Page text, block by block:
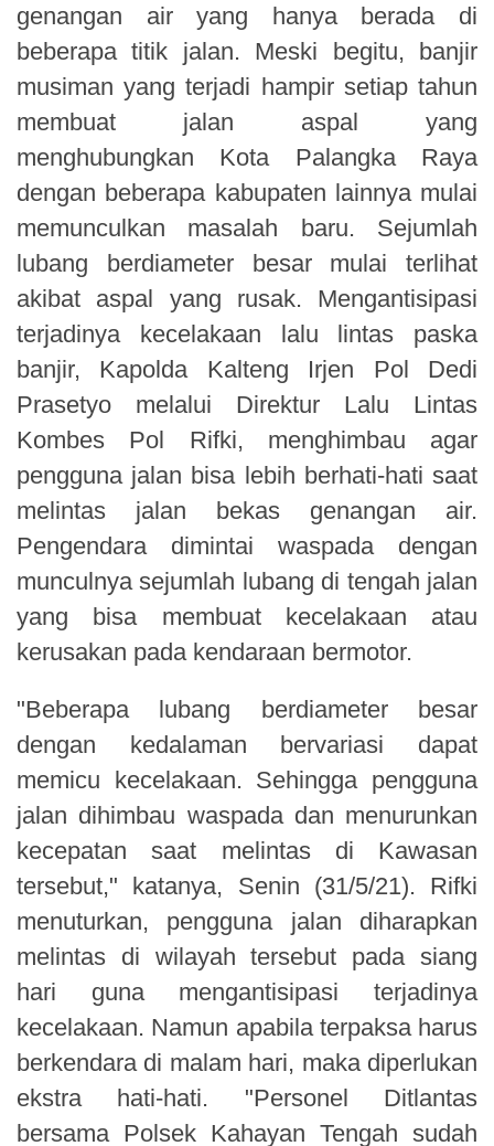
genangan air yang hanya berada di
beberapa titik jalan. Meski begitu, banjir
musiman yang terjadi hampir setiap tahun
membuat jalan aspal yang
menghubungkan Kota Palangka Raya
dengan beberapa kabupaten lainnya mulai
memunculkan masalah baru. Sejumlah
lubang berdiameter besar mulai terlihat
akibat aspal yang rusak. Mengantisipasi
terjadinya kecelakaan lalu lintas paska
banjir, Kapolda Kalteng Irjen Pol Dedi
Prasetyo melalui Direktur Lalu Lintas
Kombes Pol Rifki, menghimbau agar
pengguna jalan bisa lebih berhati-hati saat
melintas jalan bekas genangan air.
Pengendara dimintai waspada dengan
munculnya sejumlah lubang di tengah jalan
yang bisa membuat kecelakaan atau
kerusakan pada kendaraan bermotor.
"Beberapa lubang berdiameter besar
dengan kedalaman bervariasi dapat
memicu kecelakaan. Sehingga pengguna
jalan dihimbau waspada dan menurunkan
kecepatan saat melintas di Kawasan
tersebut," katanya, Senin (31/5/21). Rifki
menuturkan, pengguna jalan diharapkan
melintas di wilayah tersebut pada siang
hari guna mengantisipasi terjadinya
kecelakaan. Namun apabila terpaksa harus
berkendara di malam hari, maka diperlukan
ekstra hati-hati. "Personel Ditlantas
bersama Polsek Kahayan Tengah sudah